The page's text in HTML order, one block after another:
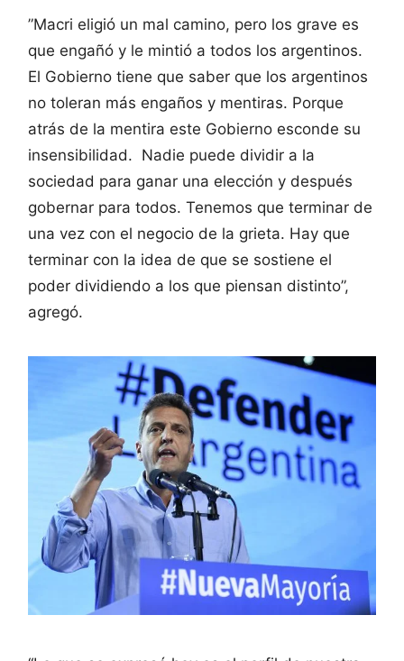
”Macri eligió un mal camino, pero los grave es
que engañó y le mintió a todos los argentinos.
El Gobierno tiene que saber que los argentinos
no toleran más engaños y mentiras. Porque
atrás de la mentira este Gobierno esconde su
insensibilidad. Nadie puede dividir a la
sociedad para ganar una elección y después
gobernar para todos. Tenemos que terminar de
una vez con el negocio de la grieta. Hay que
terminar con la idea de que se sostiene el
poder dividiendo a los que piensan distinto”,
agregó.